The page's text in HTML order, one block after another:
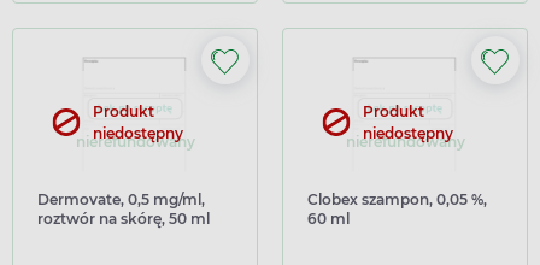
nierefundowany
Produkt
niedostępny
Dermovate, 0,5 mg/ml,
roztwór na skórę, 50 ml
nierefundowany
Produkt
niedostępny
Clobex szampon, 0,05 %,
60 ml